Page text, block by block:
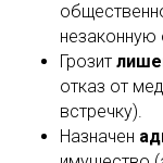
незаконную
Грозит
отказ от
встречку).
Назначен